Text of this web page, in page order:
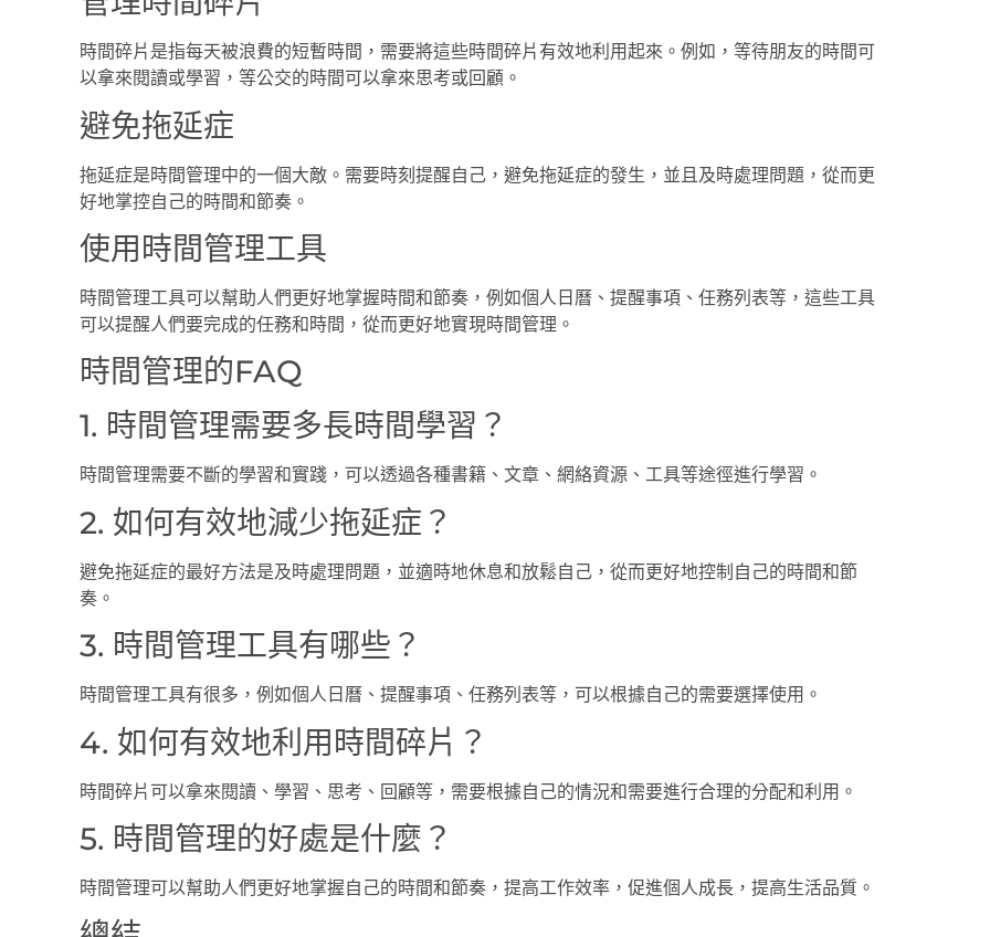
時間碎片是指每天被浪費的短暫時間，需要將這些時間碎片有效地利用起來。例如，等待朋友的時間可
以拿來閱讀或學習，等公交的時間可以拿來思考或回顧。
避免拖延症
拖延症是時間管理中的一個大敵。需要時刻提醒自己，避免拖延症的發生，並且及時處理問題，從而更
好地掌控自己的時間和節奏。
使用時間管理工具
時間管理工具可以幫助人們更好地掌握時間和節奏，例如個人日曆、提醒事項、任務列表等，這些工具
可以提醒人們要完成的任務和時間，從而更好地實現時間管理。
時間管理的FAQ
1. 時間管理需要多長時間學習？
時間管理需要不斷的學習和實踐，可以透過各種書籍、文章、網絡資源、工具等途徑進行學習。
2. 如何有效地減少拖延症？
避免拖延症的最好方法是及時處理問題，並適時地休息和放鬆自己，從而更好地控制自己的時間和節
奏。
3. 時間管理工具有哪些？
時間管理工具有很多，例如個人日曆、提醒事項、任務列表等，可以根據自己的需要選擇使用。
4. 如何有效地利用時間碎片？
時間碎片可以拿來閱讀、學習、思考、回顧等，需要根據自己的情況和需要進行合理的分配和利用。
5. 時間管理的好處是什麼？
時間管理可以幫助人們更好地掌握自己的時間和節奏，提高工作效率，促進個人成長，提高生活品質。